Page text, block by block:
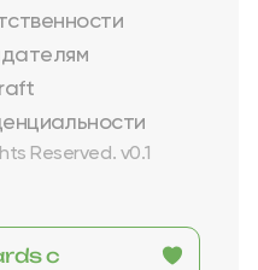
Reserved. v0.1
с